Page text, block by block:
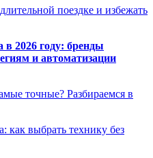
поездке и избежать
2026 году: бренды
и автоматизации
точные? Разбираемся в
как выбрать технику без